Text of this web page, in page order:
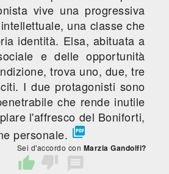
vive una progressiva
una classe che
identità. Elsa, abituata a
e delle opportunità
trova uno, due, tre
I due protagonisti sono
che rende inutile
l'affresco del Boniforti,
personale. 
Sei d'accordo con Marzia Gandolfi?